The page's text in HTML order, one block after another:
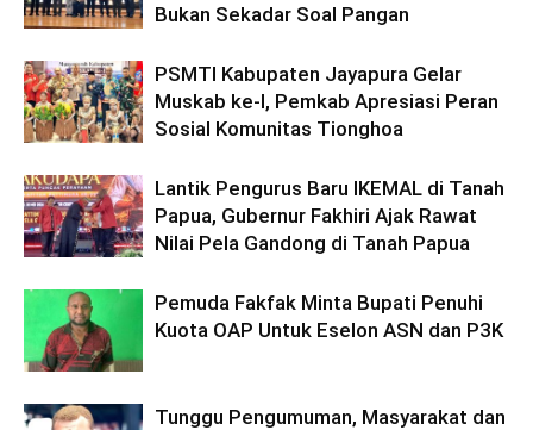
Bukan Sekadar Soal Pangan
PSMTI Kabupaten Jayapura Gelar
Muskab ke-I, Pemkab Apresiasi Peran
Sosial Komunitas Tionghoa
Lantik Pengurus Baru IKEMAL di Tanah
Papua, Gubernur Fakhiri Ajak Rawat
Nilai Pela Gandong di Tanah Papua
Pemuda Fakfak Minta Bupati Penuhi
Kuota OAP Untuk Eselon ASN dan P3K
Tunggu Pengumuman, Masyarakat dan